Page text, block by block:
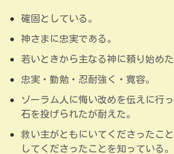
確固としている。
神さまに忠実である。
若いときから主なる神に頼り始めた
忠実・勤勉・忍耐強く・寛容。
ゾーラム人に悔い改めを伝えに行
石を投げられたが耐えた。
救い主がともにいてくださったこ
してくださったことを知っている。